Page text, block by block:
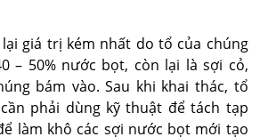
giá trị kém nhất do tổ của chúng
– 50% nước bọt, còn lại là sợi cỏ,
bám vào. Sau khi khai thác, tổ
phải dùng kỹ thuật để tách tạp
làm khô các sợi nước bọt mới tạo